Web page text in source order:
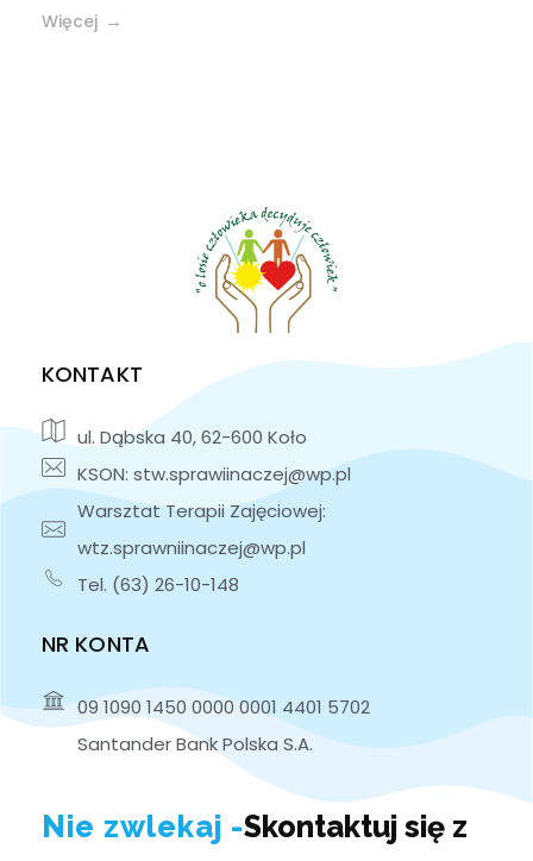
Więcej
KONTAKT
ul. Dąbska 40, 62-600 Koło
KSON: stw.sprawiinaczej@wp.pl
Warsztat Terapii Zajęciowej:
wtz.sprawniinaczej@wp.pl
Tel. (63) 26-10-148
NR KONTA
09 1090 1450 0000 0001 4401 5702
Santander Bank Polska S.A.
Nie zwlekaj -Skontaktuj się z